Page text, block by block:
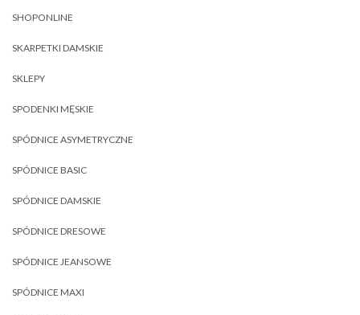
SHOPONLINE
SKARPETKI DAMSKIE
SKLEPY
SPODENKI MĘSKIE
SPÓDNICE ASYMETRYCZNE
SPÓDNICE BASIC
SPÓDNICE DAMSKIE
SPÓDNICE DRESOWE
SPÓDNICE JEANSOWE
SPÓDNICE MAXI